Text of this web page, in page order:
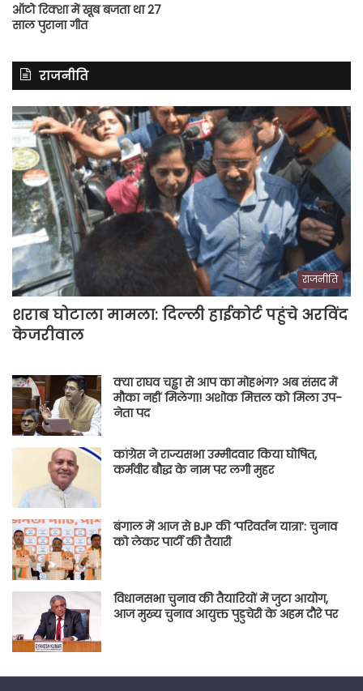
ऑटो रिक्शा में खूब बजता था 27
साल पुराना गीत
राजनीति
राजनीति
शराब घोटाला मामला: दिल्ली हाईकोर्ट पहुंचे अरविंद
केजरीवाल
क्या राघव चड्ढा से आप का मोहभंग? अब संसद में
मौका नहीं मिलेगा! अशोक मित्तल को मिला उप-
नेता पद
कांग्रेस ने राज्यसभा उम्मीदवार किया घोषित,
कर्मवीर बौद्ध के नाम पर लगी मुहर
बंगाल में आज से BJP की ‘परिवर्तन यात्रा’: चुनाव
को लेकर पार्टी की तैयारी
विधानसभा चुनाव की तैयारियों में जुटा आयोग,
आज मुख्य चुनाव आयुक्त पुडुचेरी के अहम दौरे पर